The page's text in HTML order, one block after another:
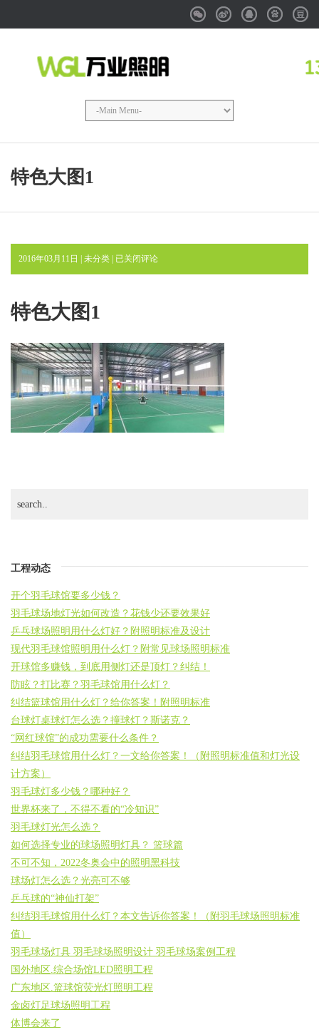
WeixinWeibo QQ Baidu
特色大图1
2016年03月11日 | 未分类 | 特
色
已关闭评论
特色大图1
工程动态
开个羽毛球馆要多少钱？
羽毛球场地灯光如何改造？花钱少还要效果好
乒乓球场照明用什么灯好？附照明标准及设计
现代羽毛球馆照明用什么灯？附常见球场照明标准
开球馆多赚钱，到底用侧灯还是顶灯？纠结！
防眩？打比赛？羽毛球馆用什么灯？
纠结篮球馆用什么灯？给你答案！附照明标准
台球灯桌球灯怎么选？撞球灯？斯诺克？
“网红球馆”的成功需要什么条件？
纠结羽毛球馆用什么灯？一文给你答案！（附照明标准值和灯光设
计方案）
羽毛球灯多少钱？哪种好？
世界杯来了，不得不看的“冷知识”
羽毛球灯光怎么选？
如何选择专业的球场照明灯具？ 篮球篇
不可不知，2022冬奥会中的照明黑科技
球场灯怎么选？光亮可不够
乒乓球的“神仙打架”
纠结羽毛球馆用什么灯？本文告诉你答案！（附羽毛球场照明标准
值）
羽毛球场灯具 羽毛球场照明设计 羽毛球场案例工程
国外地区.综合场馆LED照明工程
广东地区.篮球馆荧光灯照明工程
金卤灯足球场照明工程
体博会来了